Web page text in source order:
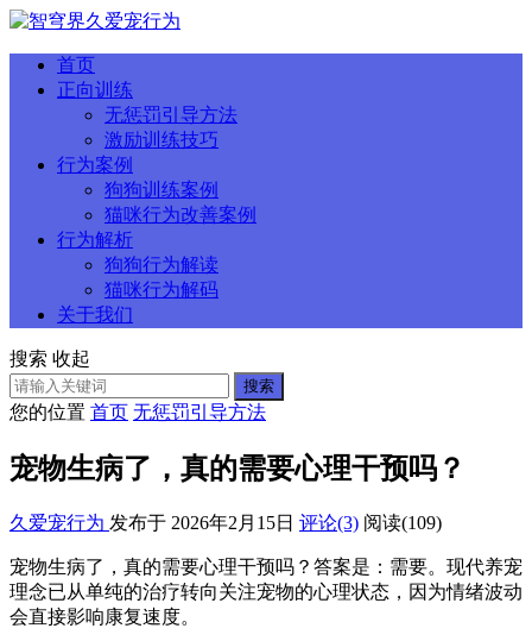
首页
正向训练
无惩罚引导方法
激励训练技巧
行为案例
狗狗训练案例
猫咪行为改善案例
行为解析
狗狗行为解读
猫咪行为解码
关于我们
搜索 收起
搜索
您的位置 首页 无惩罚引导方法
宠物生病了，真的需要心理干预吗？
久爱宠行为 发布于 2026年2月15日 评论(3) 阅读(109)
宠物生病了，真的需要心理干预吗？答案是：需要。现代养宠
理念已从单纯的治疗转向关注宠物的心理状态，因为情绪波动
会直接影响康复速度。